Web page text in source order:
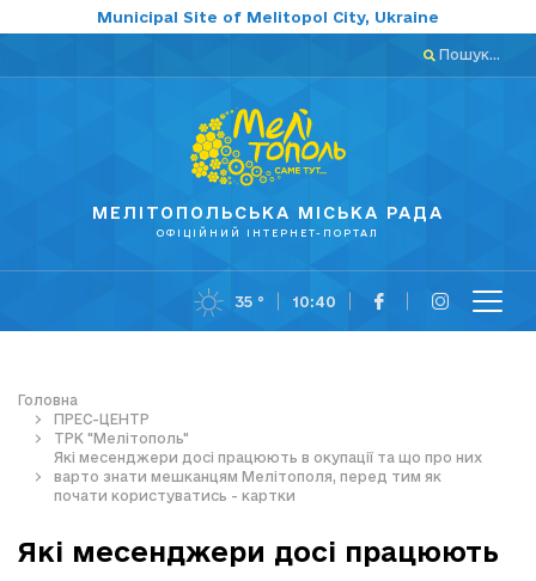
Municipal Site of Melitopol City, Ukraine
Пошук...
МЕЛІТОПОЛЬСЬКА МІСЬКА РАДА
ОФІЦІЙНИЙ ІНТЕРНЕТ-ПОРТАЛ
35 ° 10:40
Головна
ПРЕС-ЦЕНТР
ТРК "Мелітополь"
Які месенджери досі працюють в окупації та що про них
варто знати мешканцям Мелітополя, перед тим як
почати користуватись - картки
Які месенджери досі працюють